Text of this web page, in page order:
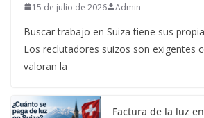
15 de julio de 2026 Admin
Buscar trabajo en Suiza tiene sus
Los reclutadores suizos son exigentes
valoran la
Factura de la luz